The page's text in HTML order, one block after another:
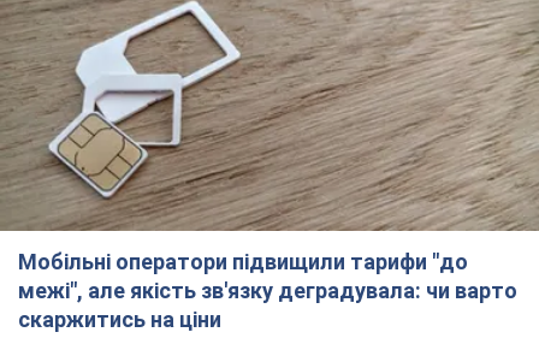
Мобільні оператори підвищили тарифи "до
межі", але якість зв'язку деградувала: чи варто
скаржитись на ціни